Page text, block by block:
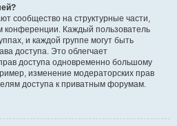
сообщество на структурные части,
Каждый пользователь
и каждой группе могут быть
доступа. Это облегчает
доступа одновременно большому
изменение модераторских прав
доступа к приватным форумам.